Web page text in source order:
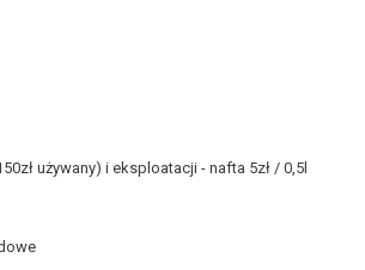
używany) i eksploatacji - nafta 5zł / 0,5l